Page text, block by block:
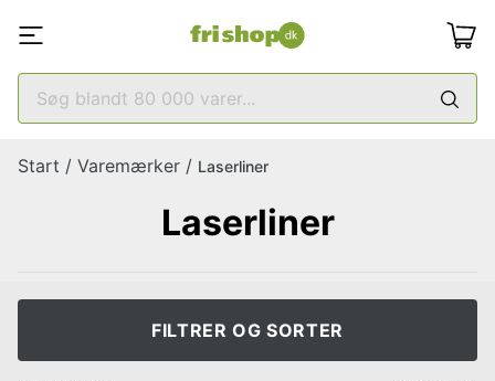
Start / Varemærker / Laserliner
Laserliner
FILTRER OG SORTER